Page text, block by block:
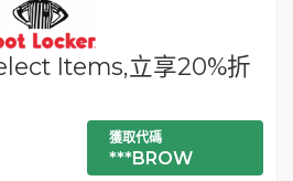
Items,立享20%折
獲取代碼
***BROW